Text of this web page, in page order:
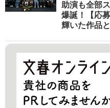
助演も全部
爆誕！【応
輝いた作品